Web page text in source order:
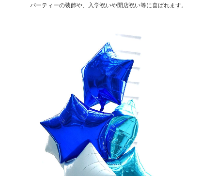
パーティーの装飾や、入学祝いや開店祝い等に喜ばれます。